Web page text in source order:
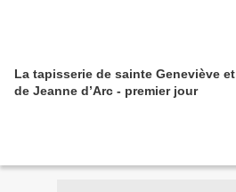
La tapisserie de sainte Geneviève et
de Jeanne d’Arc - premier jour